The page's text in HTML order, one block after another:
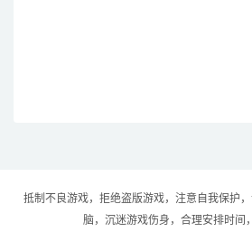
抵制不良游戏，拒绝盗版游戏，注意自我保护
脑，沉迷游戏伤身，合理安排时间